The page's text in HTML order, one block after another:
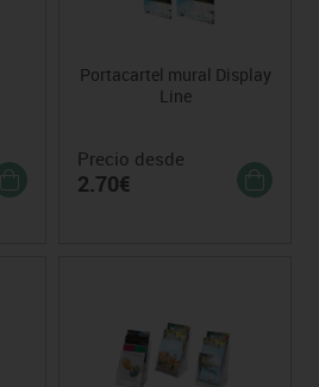
Portacartel mural Display
Line
Precio desde
2.70€